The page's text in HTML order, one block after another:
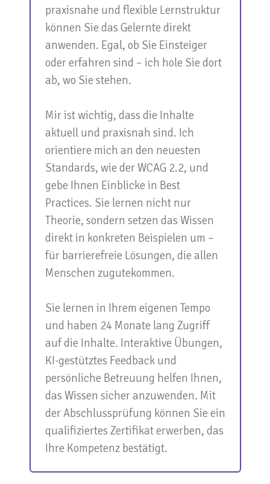
praxisnahe und flexible Lernstruktur
können Sie das Gelernte direkt
anwenden. Egal, ob Sie Einsteiger
oder erfahren sind – ich hole Sie dort
ab, wo Sie stehen.
Mir ist wichtig, dass die Inhalte
aktuell und praxisnah sind. Ich
orientiere mich an den neuesten
Standards, wie der WCAG 2.2, und
gebe Ihnen Einblicke in Best
Practices. Sie lernen nicht nur
Theorie, sondern setzen das Wissen
direkt in konkreten Beispielen um –
für barrierefreie Lösungen, die allen
Menschen zugutekommen.
Sie lernen in Ihrem eigenen Tempo
und haben 24 Monate lang Zugriff
auf die Inhalte. Interaktive Übungen,
KI-gestütztes Feedback und
persönliche Betreuung helfen Ihnen,
das Wissen sicher anzuwenden. Mit
der Abschlussprüfung können Sie ein
qualifiziertes Zertifikat erwerben, das
Ihre Kompetenz bestätigt.